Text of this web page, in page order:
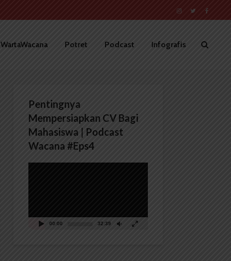
WartaWacana Potret Podcast Infografis
Pentingnya
Mempersiapkan CV Bagi
Mahasiswa | Podcast
Wacana #Eps4
00:00 32:39